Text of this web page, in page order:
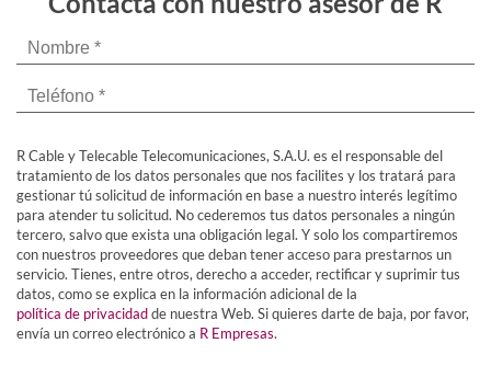
R Cable y Telecable Telecomunicaciones, S.A.U. es el responsable del
tratamiento de los datos personales que nos facilites y los tratará para
gestionar tú solicitud de información en base a nuestro interés legítimo
para atender tu solicitud. No cederemos tus datos personales a ningún
tercero, salvo que exista una obligación legal. Y solo los compartiremos
con nuestros proveedores que deban tener acceso para prestarnos un
servicio. Tienes, entre otros, derecho a acceder, rectificar y suprimir tus
datos, como se explica en la información adicional de la
política de privacidadde nuestra Web. Si quieres darte de baja, por favor,
envía un correo electrónico a R Empresas.